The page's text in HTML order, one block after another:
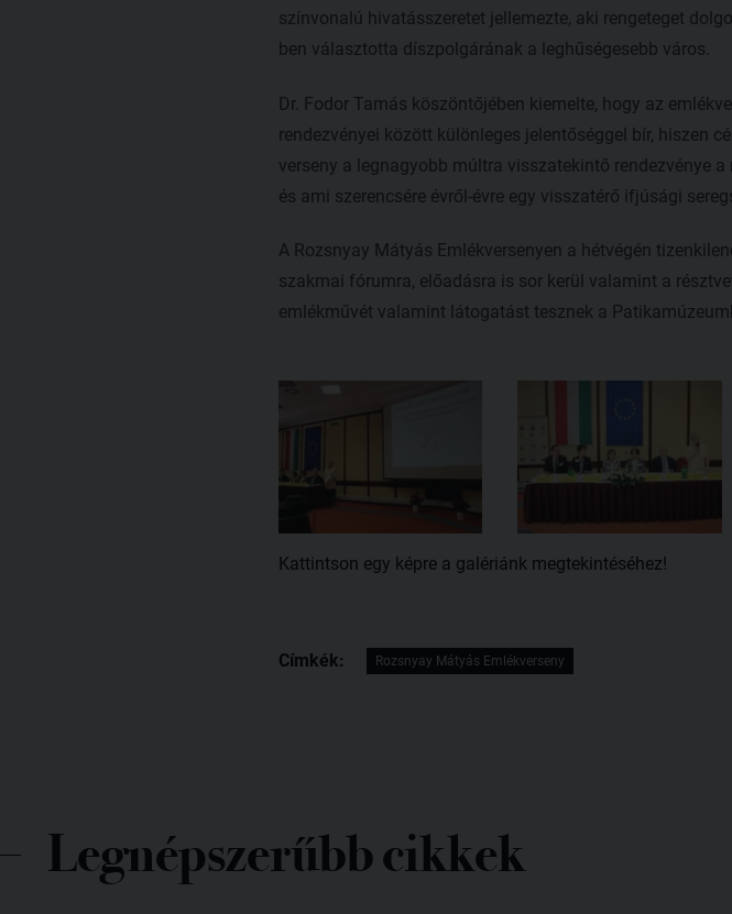
színvonalú hivatásszeretet jellemezte, aki rengeteget
ben választotta díszpolgárának a leghűségesebb város.
Dr. Fodor Tamás köszöntőjében kiemelte, hogy az
rendezvényei között különleges jelentőséggel bír, hiszen
verseny a legnagyobb múltra visszatekintő rendezvénye
és ami szerencsére évről-évre egy visszatérő ifjúsági
A Rozsnyay Mátyás Emlékversenyen a hétvégén
szakmai fórumra, előadásra is sor kerül valamint a
emlékművét valamint látogatást tesznek a
Kattintson egy képre a galériánk megtekintéséhez!
Címkék: Rozsnyay Mátyás Emlékverseny
Legnépszerűbb cikkek